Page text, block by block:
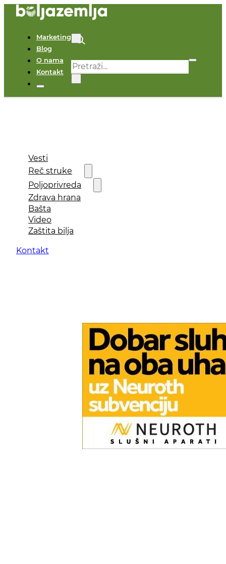
Marketing
Blog
O nama
Kontakt
Pretraga
Vesti
Reč struke
Poljoprivreda
Zdrava hrana
Bašta
Video
Zaštita bilja
Kontakt